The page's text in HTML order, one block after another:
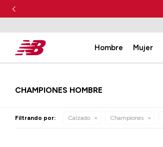
Hombre Mujer
CHAMPIONES HOMBRE
Filtrando por: Calzado Championes